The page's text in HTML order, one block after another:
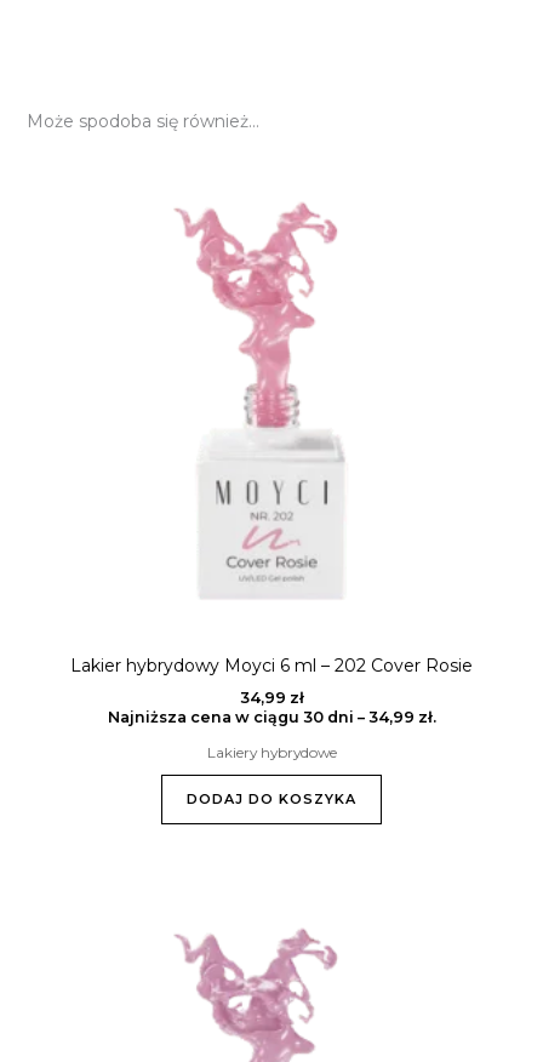
Może spodoba się również…
Lakier hybrydowy Moyci 6 ml – 202 Cover Rosie
34,99 zł
Najniższa cena w ciągu 30 dni – 34,99 zł.
Lakiery hybrydowe
DODAJ DO KOSZYKA